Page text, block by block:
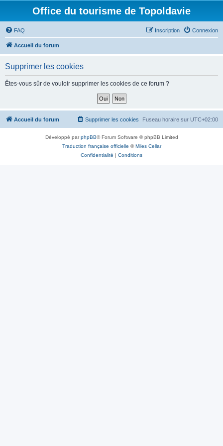
Office du tourisme de Topoldavie
FAQ Connexion
Inscription
Accueil du forum
Supprimer les cookies
Êtes-vous sûr de vouloir supprimer les cookies de ce forum ?
Accueil du forum Fuseau horaire sur UTC+02:00
Supprimer les cookies
Développé parphpBB® Forum Software © phpBB Limited
Traduction française officielle ©Miles Cellar
Confidentialité | Conditions